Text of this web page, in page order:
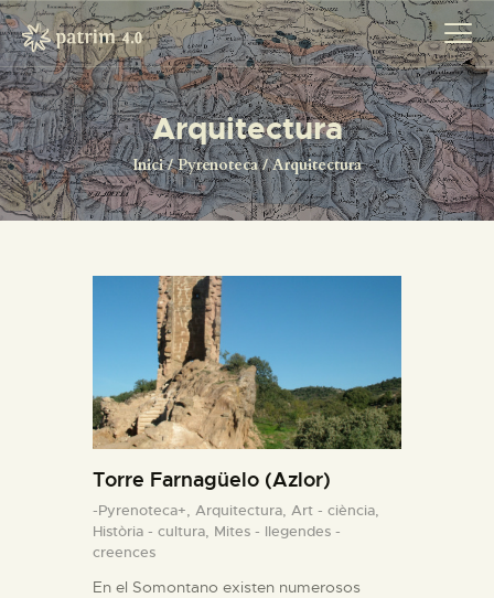
Arquitectura
Inici Pyrenoteca Arquitectura
INICI
PYRENOTECA 4.0
LA XARXA
CONTACTE
PROJECTES
Torre Farnagüelo (Azlor)
-Pyrenoteca+, Arquitectura, Art - ciència,
Història - cultura, Mites - llegendes -
creences
En el Somontano existen numerosos